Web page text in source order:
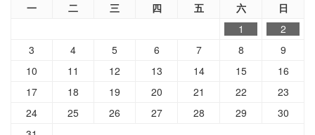
一 二 三 四 五 六 日
1
2
3
4 5 6 7 8
9
10
11 12 13 14 15
16
17
18 19 20 21 22
23
24
25 26 27 28 29
30